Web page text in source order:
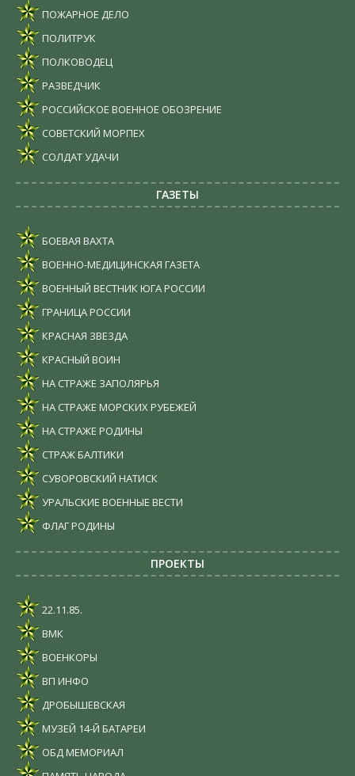
ПОЖАРНОЕ ДЕЛО
ПОЛИТРУК
ПОЛКОВОДЕЦ
РАЗВЕДЧИК
РОССИЙСКОЕ ВОЕННОЕ ОБОЗРЕНИЕ
СОВЕТСКИЙ МОРПЕХ
СОЛДАТ УДАЧИ
ГАЗЕТЫ
БОЕВАЯ ВАХТА
ВОЕННО-МЕДИЦИНСКАЯ ГАЗЕТА
ВОЕННЫЙ ВЕСТНИК ЮГА РОССИИ
ГРАНИЦА РОССИИ
КРАСНАЯ ЗВЕЗДА
КРАСНЫЙ ВОИН
НА СТРАЖЕ ЗАПОЛЯРЬЯ
НА СТРАЖЕ МОРСКИХ РУБЕЖЕЙ
НА СТРАЖЕ РОДИНЫ
СТРАЖ БАЛТИКИ
СУВОРОВСКИЙ НАТИСК
УРАЛЬСКИЕ ВОЕННЫЕ ВЕСТИ
ФЛАГ РОДИНЫ
ПРОЕКТЫ
22.11.85.
ВМК
ВОЕНКОРЫ
ВП ИНФО
ДРОБЫШЕВСКАЯ
МУЗЕЙ 14-Й БАТАРЕИ
ОБД МЕМОРИАЛ